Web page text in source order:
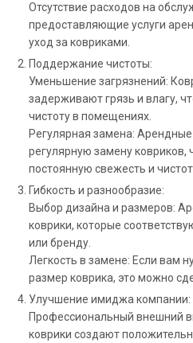
Отсутствие расходов на
предоставляющие услуги
уход за ковриками.
Поддержание чистоты:
Уменьшение загрязнений:
задерживают грязь и влагу,
чистоту в помещениях.
Регулярная замена:
регулярную замену ковриков,
постоянную свежесть и
Гибкость и разнообразие:
Выбор дизайна и размеров:
коврики, которые
или бренду.
Легкость в замене: Если вам
размер коврика, это можно
Улучшение имиджа компании:
Профессиональный внешний
коврики создают